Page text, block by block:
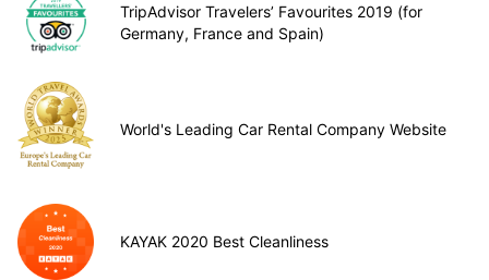
TripAdvisor Travelers’ Favourites 2019 (for
Germany, France and Spain)
World's Leading Car Rental Company Website
KAYAK 2020 Best Cleanliness